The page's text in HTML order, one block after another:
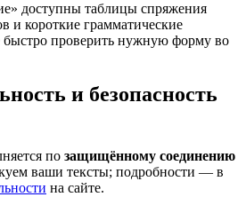
доступны таблицы спряжения
и короткие грамматические
проверить нужную форму во
и безопасность
по защищённому соединению
ваши тексты; подробности — в
на сайте.